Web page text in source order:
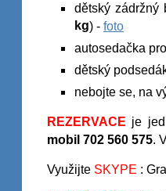
dětský zádržný
kg) - foto
autosedačka
dětský
nebojte se, na
REZERVACE je
mobil 702 560 575. V
Využijte SKYPE :